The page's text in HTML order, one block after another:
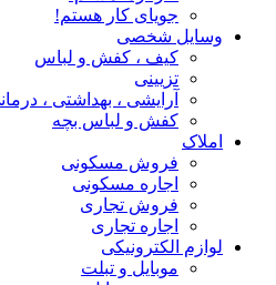
جویای کار هستم!
وسایل شخصی
کیف ، کفش و لباس
تزیینی
آرایشی ، بهداشتی ،
کفش و لباس بچه
املاک
فروش مسکونی
اجاره مسکونی
فروش تجاری
اجاره تجاری
لوازم الکترونیکی
موبایل و تبلت